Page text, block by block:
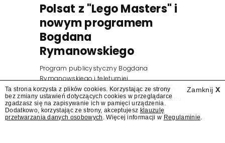
Polsat z "Lego Masters" i
nowym programem
Bogdana
Rymanowskiego
Program publicystyczny Bogdana
Rymanowskiego i teleturniej
muzyczny "Hitster. Muzyczna gra przebojów"
znajdą się wśród jesiennych nowości Polsatu.
Polsat przejmuje od TVN program "Lego
Masters".
Zamknij X
Ta strona korzysta z plików cookies. Korzystając ze strony
bez zmiany ustawień dotyczących cookies w przeglądarce
zgadzasz się na zapisywanie ich w pamięci urządzenia.
Dodatkowo, korzystając ze strony, akceptujesz klauzulę
przetwarzania danych osobowych . Więcej informacji w Regulaminie.